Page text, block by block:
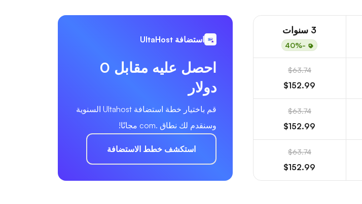
3 سنوات
-40%
$63.74
$152.99
$63.74
$152.99
$63.74
$152.99
استضافة UltaHost
احصل عليه مقابل 0
دولار
قم باختيار خطة استضافة Ultahost السنوية
وسنقدم لك نطاق .com مجانًا!
استكشف خطط الاستضافة